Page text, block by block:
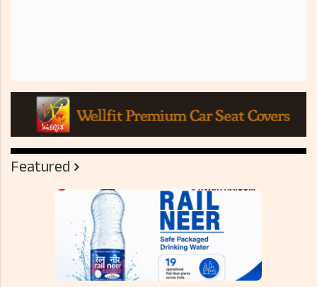
Featured